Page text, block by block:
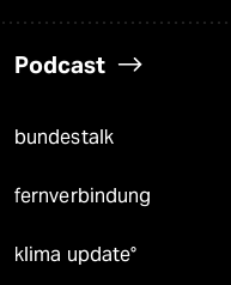
Podcast
bundestalk
fernverbindung
klima update°